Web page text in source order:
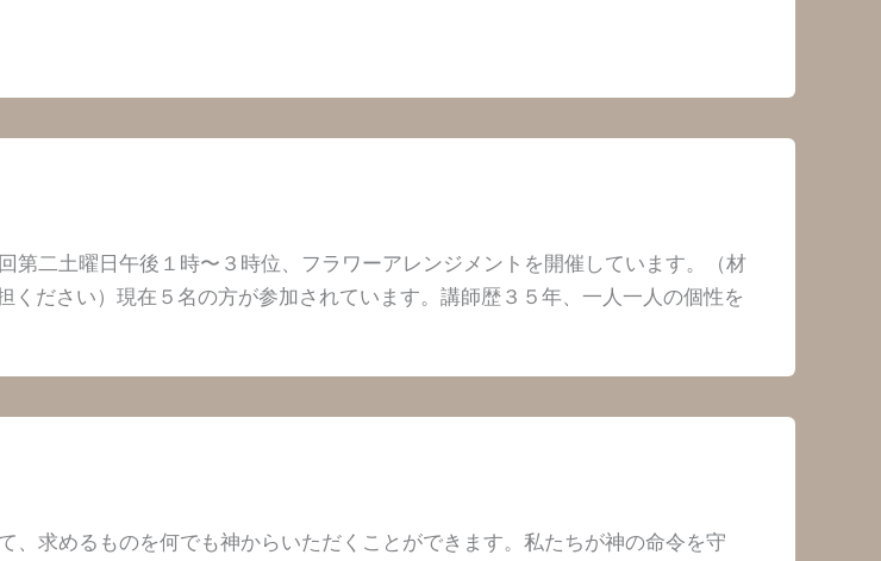
第二土曜日午後１時〜３時位、フラワーアレンジメントを開催しています。（材
ください）現在５名の方が参加されています。講師歴３５年、一人一人の個性を
求めるものを何でも神からいただくことができます。私たちが神の命令を守